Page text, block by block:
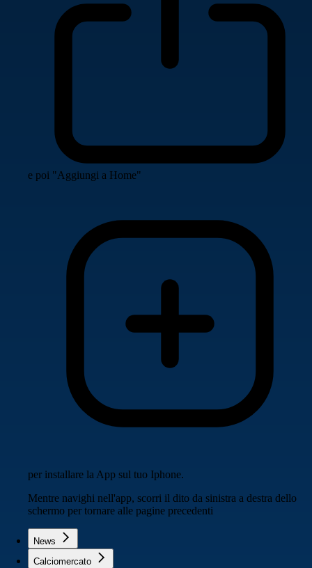
e poi "Aggiungi a Home"
per installare la App sul tuo Iphone.
Mentre navighi nell'app, scorri il dito da sinistra a destra dello
schermo per tornare alle pagine precedenti
News
Calciomercato